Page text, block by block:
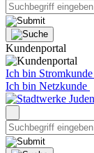
Kundenportal
Ich bin Stromkunde
Ich bin Netzkunde